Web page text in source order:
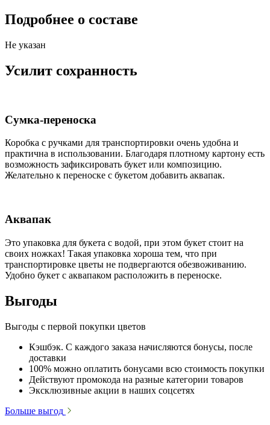
Подробнее о составе
Не указан
Усилит сохранность
Сумка-переноска
Коробка c ручками для транспортировки очень удобна и
практична в использовании. Благодаря плотному картону есть
возможность зафиксировать букет или композицию.
Желательно к переноске с букетом добавить аквапак.
Аквапак
Это упаковка для букета с водой, при этом букет стоит на
своих ножках! Такая упаковка хороша тем, что при
транспортировке цветы не подвергаются обезвоживанию.
Удобно букет с аквапаком расположить в переноске.
Выгоды
Выгоды с первой покупки цветов
Кэшбэк. С каждого заказа начисляются бонусы, после
доставки
100% можно оплатить бонусами всю стоимость покупки
Действуют промокода на разные категории товаров
Эксклюзивные акции в наших соцсетях
Больше выгод